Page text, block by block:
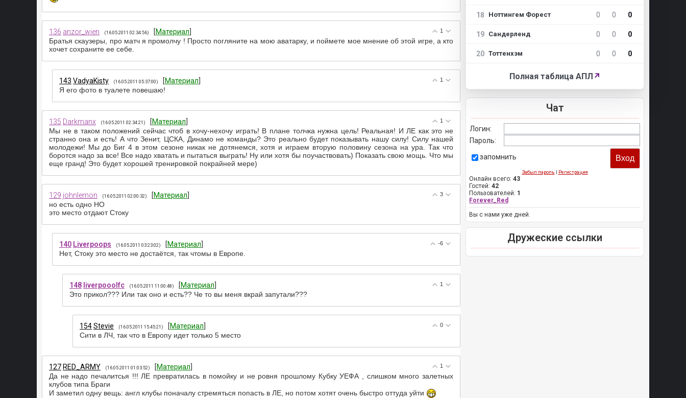
1
136 anzor_wien (16.05.2011 02:34:56) [Материал
Братья скаузеры, про матч я промолчу ! Просто погляните на мою аватарку, и поймете мое мнение об этой игре, а кто
хочет сохраните ее себе.
1
143 VadyaKisty (16.05.2011 05:37:00) [Материал
Я его фото в туалете повешаю!
1
135 Darkmanx (16.05.2011 02:34:21) [Материал
Мы не в таком положений сейчас чтоб в хочу-нехочу играть! В плане толчка нужна цель! Реальная! И ЛЕ как это не
странно она и есть! А что Зенит, ЦСКА, Динамо не команды? Это реально будет показывать нашу силу! Силу нашей
молодежи! Мы до Биг 4 в этом сезоне никак не дотянемся, хотя и играем вторую половину сезона на ура. Так что
боротся надо за все! Все надо хватать и пытаться выграть! Ну или хотя бы поучаствовать) Показать свою мощь. Что мы
еще гранд! Это будет хорошей тренировкой покрайней мере)
3
129 johnlemon (16.05.2011 02:00:32) [Материал
но есть одно НО
это место отдают Стоку
-6
140 Liverpoops (16.05.2011 03:23:02) [Материал
Нет, Стоку это место не достаётся, так чтомы в Европе.
1
148 liverpooolfc (16.05.2011 11:00:48) [Материал
Это прикол??? Или так оно и есть?? Че то вы меня вкрай запутали???
0
154Stevie (16.05.2011 15:45:21) [Материал
Сити в ЛЧ, так что в Европу идет только 5 место
1
127 RED_ARMY (16.05.2011 01:03:52) [Материал
Да не надо печалитсья !!! ЛЕ превратилась в помойку и не ровня прошлому Кубку УЕФА , слишком много залетных
клубов типа Браги
И заметил одну вещь: англ клубы поначалу стремяться попасть в ЛЕ, но потом хотят очень быстро оттуда уйти
18 Ноттингем Форест 0 0 0
19 Сандерленд 0 0 0
20 Тоттенхэм 0 0 0
Полная таблица АПЛ ↗
Чат
Логин:
Пароль:
запомнить
Забыл пароль | Регистрация
Онлайн всего: 43
Гостей: 42
Пользователей: 1
Forever_Red
Вы с нами уже дней.
Дружеские ссылки